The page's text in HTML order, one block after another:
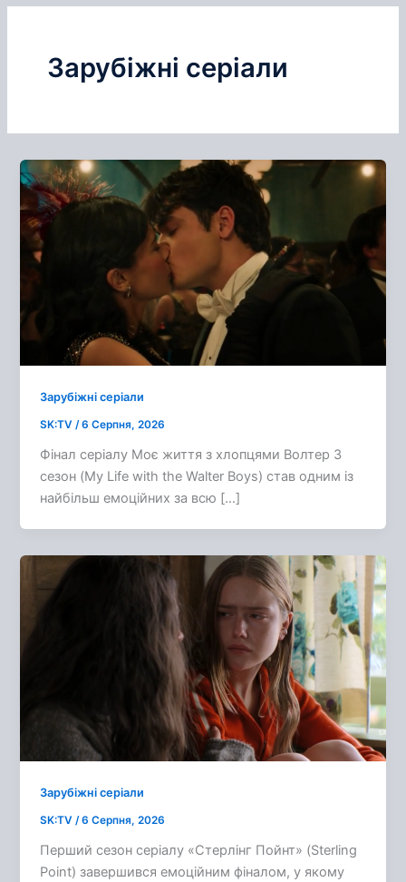
Зарубіжні серіали
Зарубіжні серіали
SK:TV/6 Серпня, 2026
Фінал серіалу Моє життя з хлопцями Волтер 3
сезон (My Life with the Walter Boys) став одним із
найбільш емоційних за всю […]
Зарубіжні серіали
SK:TV/6 Серпня, 2026
Перший сезон серіалу «Стерлінг Пойнт» (Sterling
Point) завершився емоційним фіналом, у якому